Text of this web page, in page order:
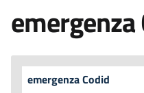
emergenza